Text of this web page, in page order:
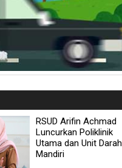
RSUD Arifin Achmad
Luncurkan Poliklinik
Utama dan Unit Darah
Mandiri